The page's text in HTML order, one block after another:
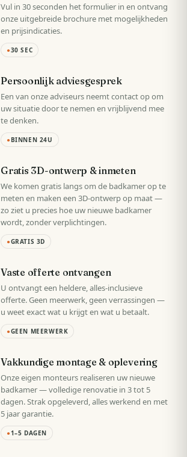
Vul in 30 seconden het formulier in en ontvang
onze uitgebreide brochure met mogelijkheden
en prijsindicaties.
●30 SEC
Persoonlijk adviesgesprek
Een van onze adviseurs neemt contact op om
uw situatie door te nemen en vrijblijvend mee
te denken.
● BINNEN 24U
Gratis 3D-ontwerp & inmeten
We komen gratis langs om de badkamer op te
meten en maken een 3D-ontwerp op maat —
zo ziet u precies hoe uw nieuwe badkamer
wordt, zonder verplichtingen.
●GRATIS 3D
Vaste offerte ontvangen
U ontvangt een heldere, alles-inclusieve
offerte. Geen meerwerk, geen verrassingen —
u weet exact wat u krijgt en wat u betaalt.
●GEEN MEERWERK
Vakkundige montage & oplevering
Onze eigen monteurs realiseren uw nieuwe
badkamer — volledige renovatie in 3 tot 5
dagen. Strak opgeleverd, alles werkend en met
5 jaar garantie.
●1–5 DAGEN